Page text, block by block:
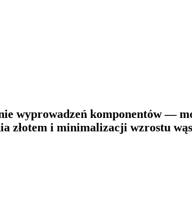
wyprowadzeń komponentów —
złotem i minimalizacji wzrostu